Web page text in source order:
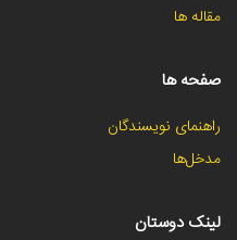
مقاله ها
صفحه ها
راهنمای نویسندگان
مدخل‌ها
لینک دوستان